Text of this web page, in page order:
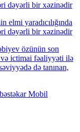
dəyərli bir xəzinədir
yaradıcılığında
dəyərli bir xəzinədir
özünün son
ictimai fəaliyyəti ilə
də tanınan,
Mobil